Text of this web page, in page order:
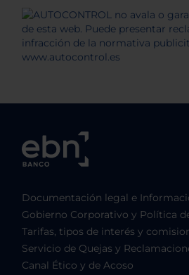
Documentación legal e
Gobierno Corporativo y Política
Tarifas, tipos de interés y
Servicio de Quejas y
Canal Ético y de Acoso